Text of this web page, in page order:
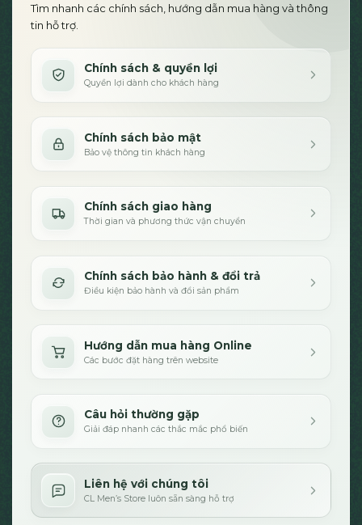
Tìm nhanh các chính sách, hướng dẫn mua hàng và thông
tin hỗ trợ.
Chính sách & quyền lợi
Quyền lợi dành cho khách hàng
Chính sách bảo mật
Bảo vệ thông tin khách hàng
Chính sách giao hàng
Thời gian và phương thức vận chuyển
Chính sách bảo hành & đổi trả
Điều kiện bảo hành và đổi sản phẩm
Hướng dẫn mua hàng Online
Các bước đặt hàng trên website
Câu hỏi thường gặp
Giải đáp nhanh các thắc mắc phổ biến
Liên hệ với chúng tôi
CL Men’s Store luôn sẵn sàng hỗ trợ